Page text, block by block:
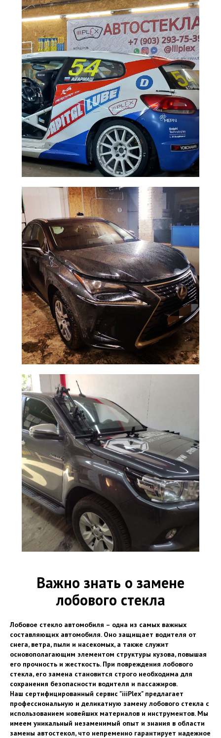
Важно знать о замене
лобового стекла
Лобовое стекло автомобиля – одна из самых важных
составляющих автомобиля. Оно защищает водителя от
снега, ветра, пыли и насекомых, а также служит
основополагающим элементом структуры кузова, повышая
его прочность и жесткость. При повреждения лобового
стекла, его замена становится строго необходима для
сохранения безопасности водителя и пассажиров.
Наш сертифицированный сервис "iiiPlex" предлагает
профессиональную и деликатную замену лобового стекла с
использованием новейших материалов и инструментов. Мы
имеем уникальный незаменимый опыт и знания в области
замены автостекол, что непременно гарантирует надежное